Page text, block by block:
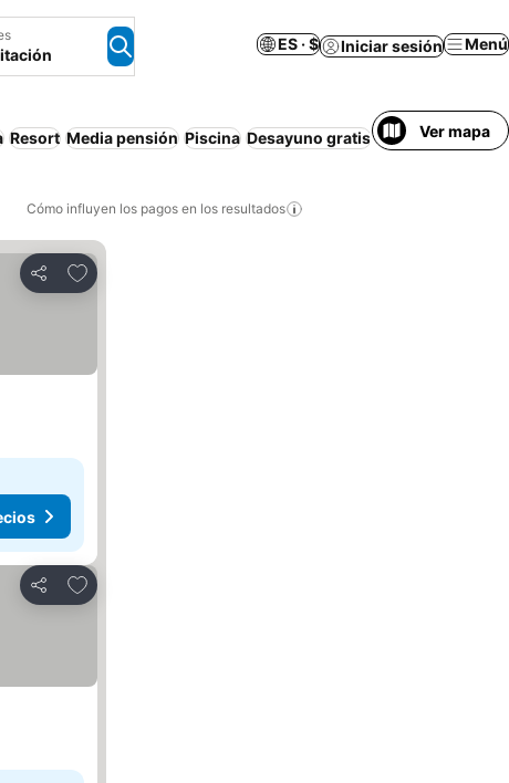
ES · $ Iniciar sesión Menú
Resort Media pensión Piscina Desayuno gratis Wi-Fi Parejas
Ver mapa
Cómo influyen los pagos en los resultados
Compartir
Añadir a favoritos
Compartir
Añadir a favoritos